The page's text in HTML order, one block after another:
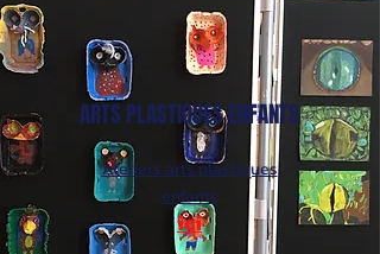
ARTS PLASTIQUES ENFANTS
Ateliers arts plastiques
enfants
ici